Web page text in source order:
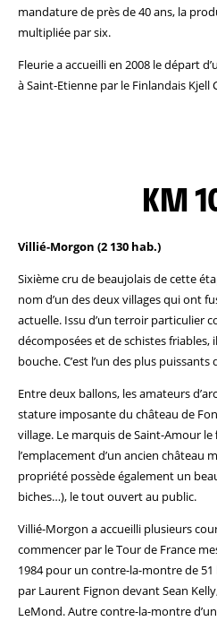
mandature de près de 40 ans, la
multipliée par six.
Fleurie a accueilli en 2008 le départ
à Saint-Etienne par le Finlandais Kjell
KM
Villié-Morgon (2 130 hab.)
Sixième cru de beaujolais de cette
nom d’un des deux villages qui ont
actuelle. Issu d’un terroir particulier
décomposées et de schistes friables,
bouche. C’est l’un des plus
Entre deux ballons, les amateurs
stature imposante du château de
village. Le marquis de Saint-Amour
l’emplacement d’un ancien château
propriété possède également un
biches…), le tout ouvert au public.
Villié-Morgon a accueilli plusieurs
commencer par le Tour de France
1984 pour un contre-la-montre de 51
par Laurent Fignon devant Sean
LeMond. Autre contre-la-montre